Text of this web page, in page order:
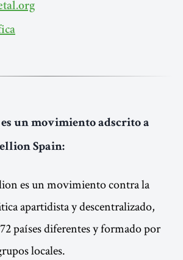
un movimiento adscrito a
Spain:
es un movimiento contra la
apartidista y descentralizado,
países diferentes y formado por
locales.